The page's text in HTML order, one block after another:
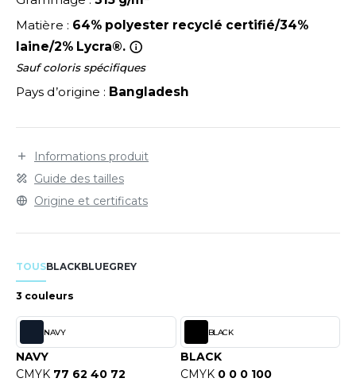
IN EUROPE
LABEL / TEAR AWAY
SHOPPING
VETEMENTS
ROW
OF THE LOOM
OF THE LOOM VINTAGE
- BLANKS
Matière : 64% polyester recyclé certifié/34%
laine/2% Lycra®.
Sauf coloris spécifiques
Pays d’origine : Bangladesh
Informations produit
Guide des tailles
Origine et certificats
TOUSBLACKBLUEGREY
3 couleurs
NAVY
NAVY
CMYK 77 62 40 72
BLACK
BLACK
CMYK 0 0 0 100